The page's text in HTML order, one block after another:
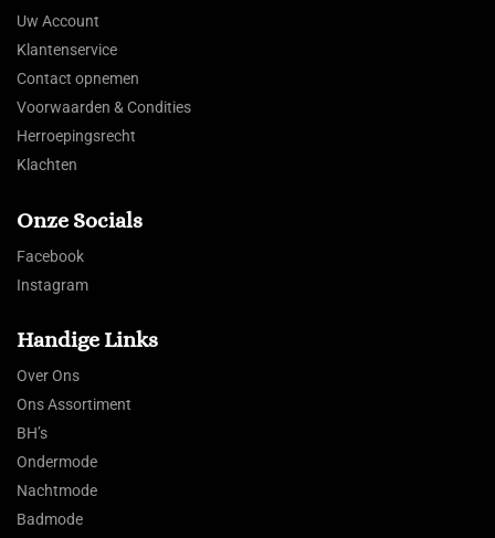
Uw Account
Klantenservice
Contact opnemen
Voorwaarden & Condities
Herroepingsrecht
Klachten
Onze Socials
Facebook
Instagram
Handige Links
Over Ons
Ons Assortiment
BH’s
Ondermode
Nachtmode
Badmode